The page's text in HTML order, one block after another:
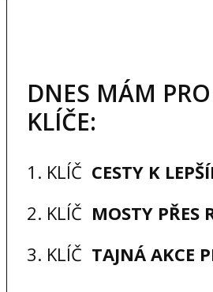
DNES MÁM
KLÍČE:
1. KLÍČ CESTY K
2. KLÍČ MOSTY PŘES
3. KLÍČ TAJNÁ AKCE